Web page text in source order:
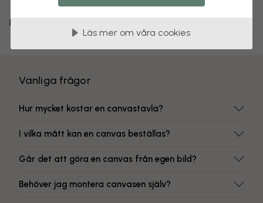
Leverans och returer
Vanliga frågor
Hur mycket kostar en canvastavla?
I vilka mått kan en canvas beställas?
Går det att göra en canvas från egen bild?
Behöver jag montera canvasen själv?
Läs mer om våra cookies